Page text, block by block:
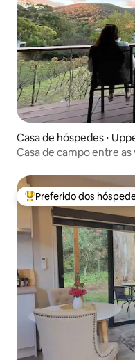
Casa de hóspedes ⋅
Casa de campo entre as
Entre os melhores
Preferido dos